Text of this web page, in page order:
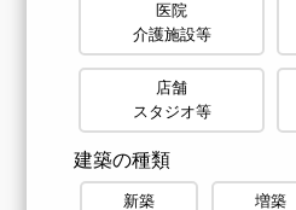
医院
介護施設等
店舗
スタジオ等
建築の種類
新築 増築